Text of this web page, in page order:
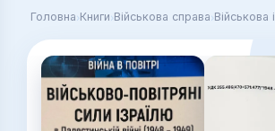
Головна›Книги›Військова справа›Військова